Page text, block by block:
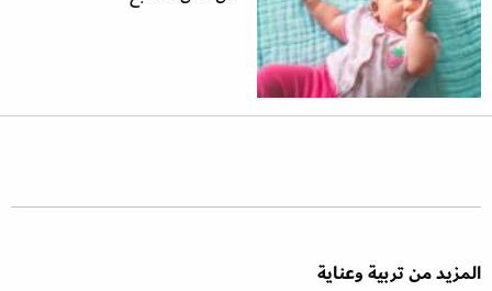
المزيد من تربية وعناية